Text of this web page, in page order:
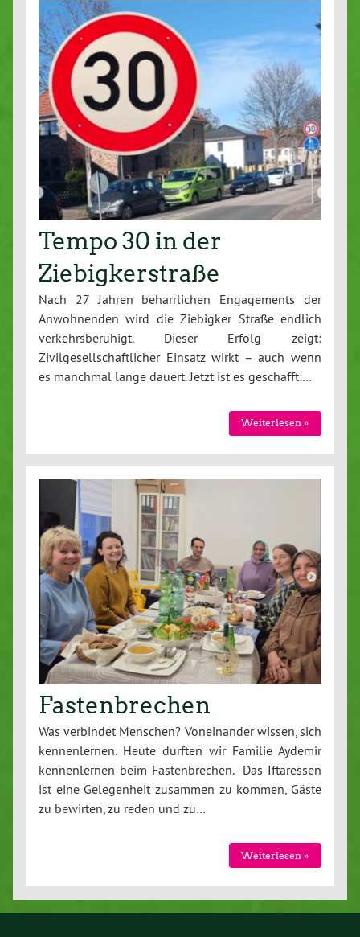
Tempo 30 in der
Ziebigkerstraße
Nach 27 Jahren beharrlichen Engagements der
Anwohnenden wird die Ziebigker Straße endlich
verkehrsberuhigt. Dieser Erfolg zeigt:
Zivilgesellschaftlicher Einsatz wirkt – auch wenn
es manchmal lange dauert. Jetzt ist es geschafft:…
Weiterlesen »
Fastenbrechen
Was verbindet Menschen? Voneinander wissen, sich
kennenlernen. Heute durften wir Familie Aydemir
kennenlernen beim Fastenbrechen. Das Iftaressen
ist eine Gelegenheit zusammen zu kommen, Gäste
zu bewirten, zu reden und zu…
Weiterlesen »